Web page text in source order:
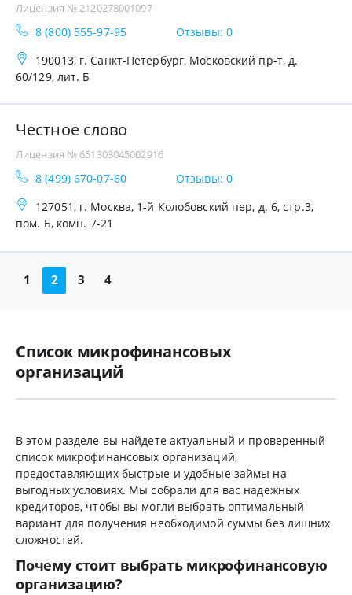
Лицензия № 2120278001097
8 (800) 555-97-95
Отзывы: 0
190013, г. Санкт-Петербург, Московский пр-т, д.
60/129, лит. Б
Честное слово
Лицензия № 651303045002916
8 (499) 670-07-60
Отзывы: 0
127051, г. Москва, 1-й Колобовский пер, д. 6, стр.3,
пом. Б, комн. 7-21
1 2 3 4
Список микрофинансовых
организаций
В этом разделе вы найдете актуальный и проверенный
список микрофинансовых организаций,
предоставляющих быстрые и удобные займы на
выгодных условиях. Мы собрали для вас надежных
кредиторов, чтобы вы могли выбрать оптимальный
вариант для получения необходимой суммы без лишних
сложностей.
Почему стоит выбрать микрофинансовую
организацию?